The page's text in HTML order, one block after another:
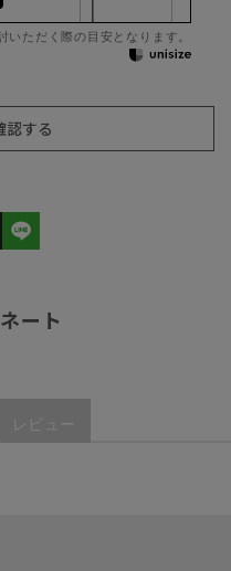
ただく際の目安となります。
ート
レビュー